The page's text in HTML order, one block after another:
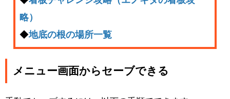
略）
◆地底の根の場所一覧
メニュー画面からセーブできる